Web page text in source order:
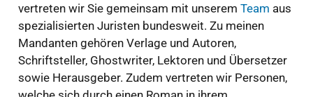
vertreten wir Sie gemeinsam mit unserem Team aus
spezialisierten Juristen bundesweit. Zu meinen
Mandanten gehören Verlage und Autoren,
Schriftsteller, Ghostwriter, Lektoren und Übersetzer
sowie Herausgeber. Zudem vertreten wir Personen,